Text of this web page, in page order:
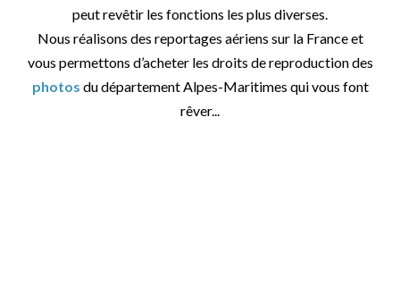
peut revêtir les fonctions les plus diverses.
Nous réalisons des reportages aériens sur la France et
vous permettons d’acheter les droits de reproduction des
photos du département Alpes-Maritimes qui vous font
rêver...